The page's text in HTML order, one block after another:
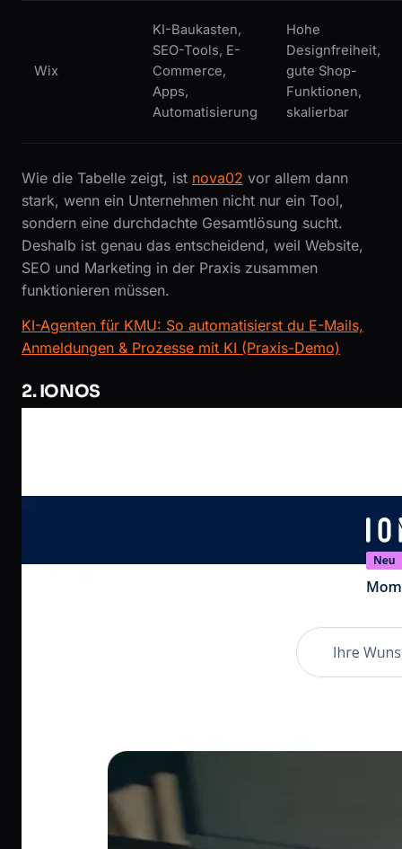
Wix
KI-Baukasten,
SEO-Tools, E-
Commerce,
Apps,
Automatisierung
Hohe
Designfreiheit,
gute Shop-
Funktionen,
skalierbar
Wie die Tabelle zeigt, ist nova02 vor allem dann
stark, wenn ein Unternehmen nicht nur ein Tool,
sondern eine durchdachte Gesamtlösung sucht.
Deshalb ist genau das entscheidend, weil Website,
SEO und Marketing in der Praxis zusammen
funktionieren müssen.
KI-Agenten für KMU: So automatisierst du E-Mails,
Anmeldungen & Prozesse mit KI (Praxis-Demo)
2. IONOS